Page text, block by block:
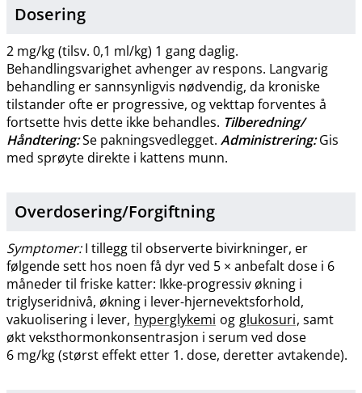
Dosering
2 mg/kg (tilsv. 0,1 ml/kg) 1 gang daglig.
Behandlingsvarighet avhenger av respons. Langvarig
behandling er sannsynligvis nødvendig, da kroniske
tilstander ofte er progressive, og vekttap forventes å
fortsette hvis dette ikke behandles. Tilberedning​/​
Håndtering:Se pakningsvedlegget. Administrering:Gis
med sprøyte direkte i kattens munn.
Overdosering​/​Forgiftning
Symptomer:I tillegg til observerte bivirkninger, er
følgende sett hos noen få dyr ved 5 × anbefalt dose i 6
måneder til friske katter: Ikke-progressiv økning i
triglyseridnivå, økning i lever-hjernevektsforhold,
vakuolisering i lever, hyperglykemi og glukosuri, samt
økt veksthormonkonsentrasjon i serum ved dose
6 mg/kg (størst effekt etter 1. dose, deretter avtakende).